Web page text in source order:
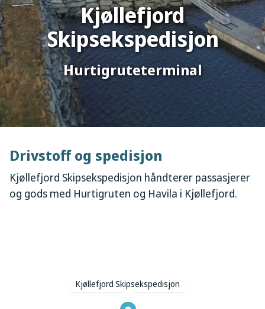
Kjøllefjord
Skipsekspedisjon
Hurtigruteterminal
Drivstoff og spedisjon
Kjøllefjord Skipsekspedisjon håndterer passasjerer
og gods med Hurtigruten og Havila i Kjøllefjord.
Kjøllefjord Skipsekspedisjon